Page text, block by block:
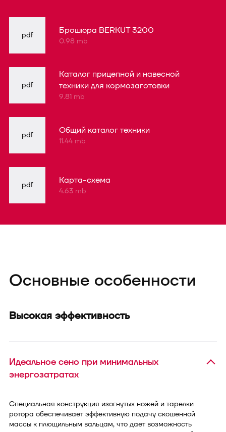
pdf Брошюра BERKUT 3200
0.98 mb
pdf
Каталог прицепной и навесной
техники для кормозаготовки
9.81 mb
pdf Общий каталог техники
11.44 mb
pdf Карта-схема
4.63 mb
Основные особенности
Высокая эффективность
Идеальное сено при минимальных
энергозатратах
Специальная конструкция изогнутых ножей и тарелки
ротора обеспечивает эффективную подачу скошенной
массы к плющильным вальцам, что дает возможность